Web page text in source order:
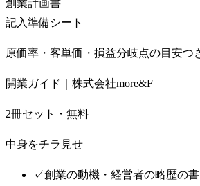
創業計画書
記入準備シート
原価率・客単価・損益分岐点の目安つ
開業ガイド｜株式会社more&F
2冊セット・無料
中身をチラ見せ
✓創業の動機・経営者の略歴の